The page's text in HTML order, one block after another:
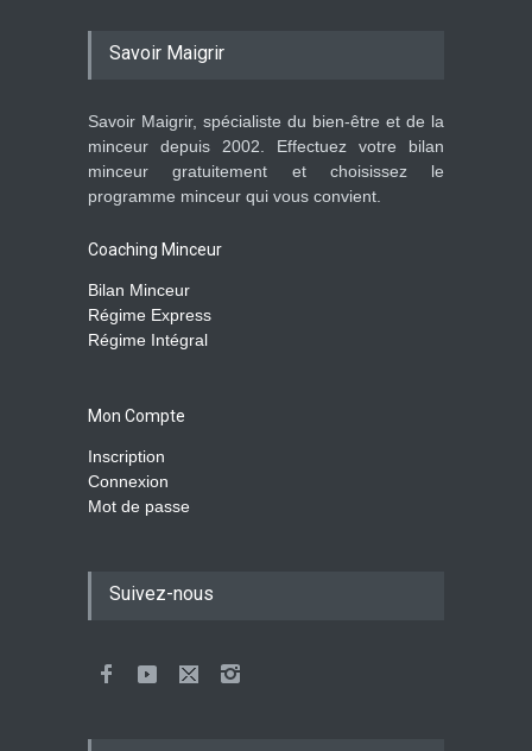
Savoir Maigrir
Savoir Maigrir, spécialiste du bien-être et de la
minceur depuis 2002. Effectuez votre bilan
minceur gratuitement et choisissez le
programme minceur qui vous convient.
Coaching Minceur
Bilan Minceur
Régime Express
Régime Intégral
Mon Compte
Inscription
Connexion
Mot de passe
Suivez-nous